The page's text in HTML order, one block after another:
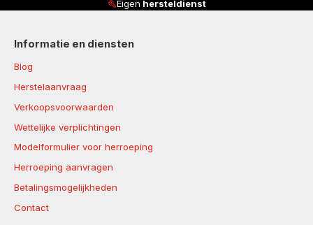
Eigen hersteldienst
Informatie en diensten
Blog
Herstelaanvraag
Verkoopsvoorwaarden
Wettelijke verplichtingen
Modelformulier voor herroeping
Herroeping aanvragen
Betalingsmogelijkheden
Contact